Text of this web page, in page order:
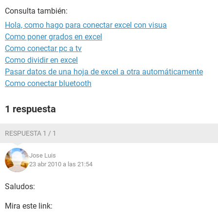
Consulta también:
Hola, como hago para conectar excel con visua
Como poner grados en excel
Como conectar pc a tv
Como dividir en excel
Pasar datos de una hoja de excel a otra automáticamente
Como conectar bluetooth
1 respuesta
RESPUESTA 1 / 1
Jose Luis
23 abr 2010 a las 21:54
Saludos:
Mira este link: